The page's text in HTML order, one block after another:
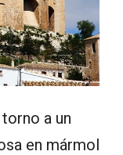
a un
en mármol